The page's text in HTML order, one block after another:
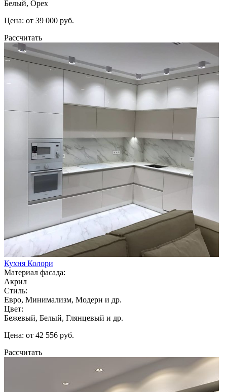
Белый, Орех
Цена: от 39 000 руб.
Рассчитать
Кухня Колори
Материал фасада:
Акрил
Стиль:
Евро, Минимализм, Модерн и др.
Цвет:
Бежевый, Белый, Глянцевый и др.
Цена: от 42 556 руб.
Рассчитать